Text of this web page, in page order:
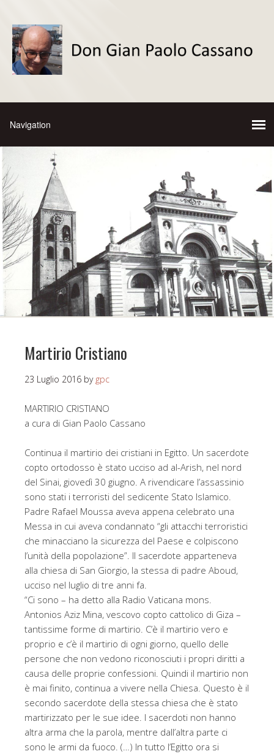
Martirio Cristiano
23 Luglio 2016 by gpc
MARTIRIO CRISTIANO
a cura di Gian Paolo Cassano
Continua il martirio dei cristiani in Egitto. Un sacerdote
copto ortodosso è stato ucciso ad al-Arish, nel nord
del Sinai, giovedì 30 giugno. A rivendicare l’assassinio
sono stati i terroristi del sedicente Stato Islamico.
Padre Rafael Moussa aveva appena celebrato una
Messa in cui aveva condannato “gli attacchi terroristici
che minacciano la sicurezza del Paese e colpiscono
l’unità della popolazione”. Il sacerdote apparteneva
alla chiesa di San Giorgio, la stessa di padre Aboud,
ucciso nel luglio di tre anni fa.
“Ci sono – ha detto alla Radio Vaticana mons.
Antonios Aziz Mina, vescovo copto cattolico di Giza –
tantissime forme di martirio. C’è il martirio vero e
proprio e c’è il martirio di ogni giorno, quello delle
persone che non vedono riconosciuti i propri diritti a
causa delle proprie confessioni. Quindi il martirio non
è mai finito, continua a vivere nella Chiesa. Questo è il
secondo sacerdote della stessa chiesa che è stato
martirizzato per le sue idee. I sacerdoti non hanno
altra arma che la parola, mentre dall’altra parte ci
sono le armi da fuoco. (…) In tutto l’Egitto ora si